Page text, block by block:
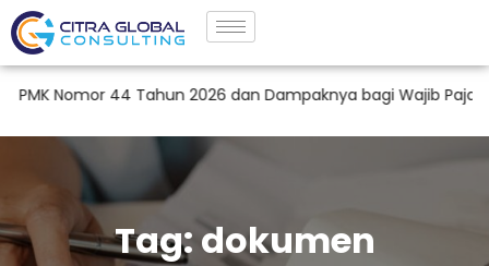
Nomor 44 Tahun 2026 dan Dampaknya bagi Wajib Pajak di
Tag: dokumen